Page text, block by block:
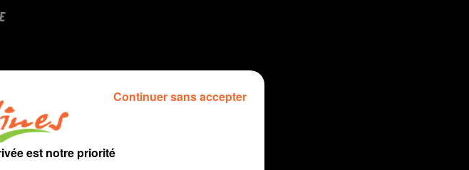
de l'émission ( photo ).
la coupe de france de
Les Herbiers.
la nouvelle saison de Pro A
est notre priorité
Continuer sans accepter